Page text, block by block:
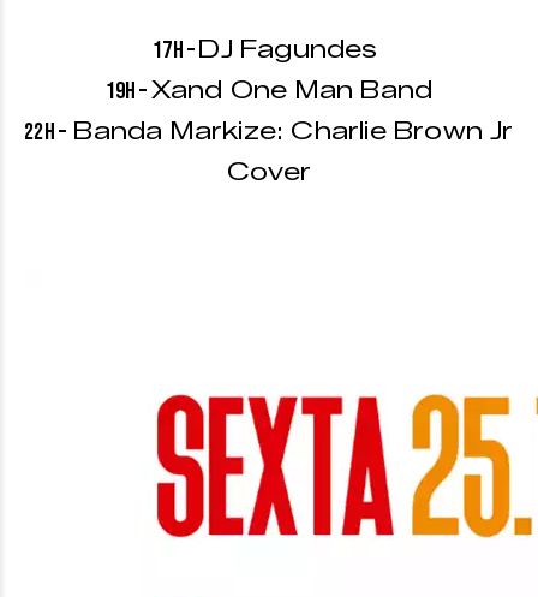
17h –DJ Fagundes
19h –Xand One Man Band
22h – Banda Markize: Charlie Brown Jr
Cover